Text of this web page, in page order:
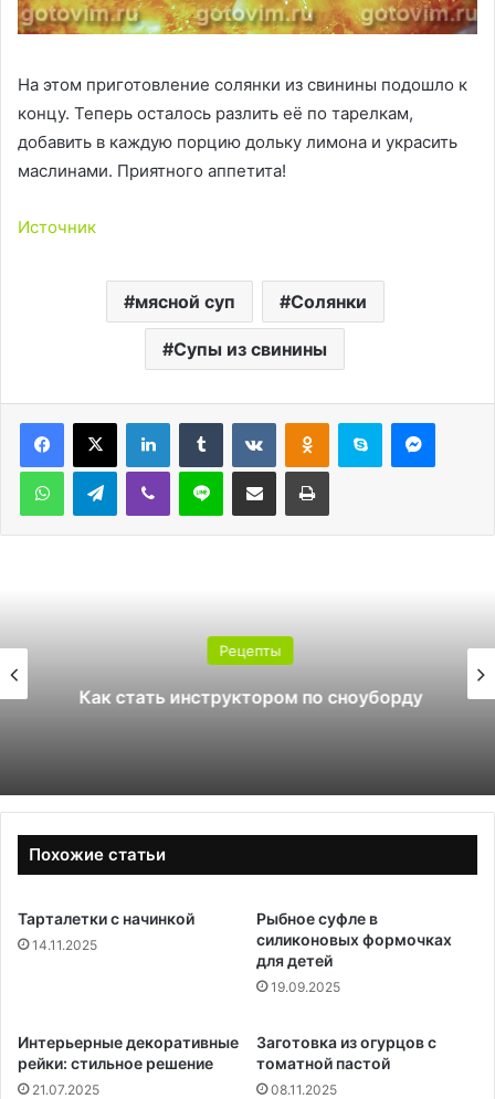
На этом приготовление солянки из свинины подошло к
концу. Теперь осталось разлить её по тарелкам,
добавить в каждую порцию дольку лимона и украсить
маслинами. Приятного аппетита!
Источник
мясной суп Солянки
Супы из свинины
LinkedInTumblr ВконтактеОдноклассники
Skype
WhatsAppTelegramViber Line Поделиться через электронную почту Печатать
Рецепты
Как стать инструктором по сноуборду
Похожие статьи
Тарталетки с начинкой
14.11.2025
Рыбное суфле в
силиконовых формочках
для детей
19.09.2025
Интерьерные декоративные
рейки: стильное решение
21.07.2025
Заготовка из огурцов с
томатной пастой
08.11.2025